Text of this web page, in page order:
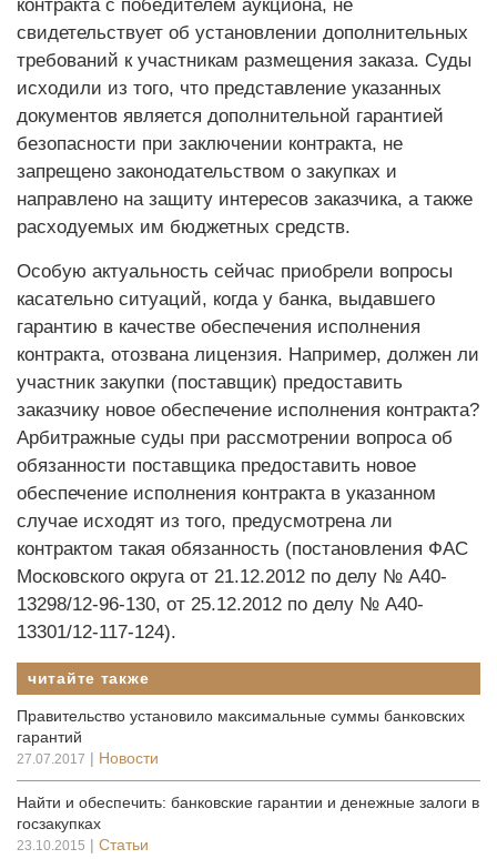
контракта с победителем аукциона, не
свидетельствует об установлении дополнительных
требований к участникам размещения заказа. Суды
исходили из того, что представление указанных
документов является дополнительной гарантией
безопаснос­ти при заключении контракта, не
запрещено законодательством о закупках и
направлено на защиту интересов заказчика, а также
расходуемых им бюджетных средств.
Особую актуальность сейчас приобрели вопросы
касательно ситуаций, когда у банка, выдавшего
гарантию в качестве обеспечения исполнения
контракта, отозвана лицензия. Например, должен ли
участник закупки (поставщик) предоставить
заказчику новое обеспечение исполнения контракта?
Арбитражные суды при рассмот­рении вопроса об
обязанности поставщика предоставить новое
обеспечение исполнения контракта в указанном
случае исходят из того, предусмотрена ли
контрактом такая обязанность (постановления ФАС
Московского округа от 21.12.2012 по делу № А40-
13298/12-96-130, от 25.12.2012 по делу № ­А40-
13301/12-117-124).
читайте также
Правительство установило максимальные суммы банковских
гарантий
27.07.2017 | Новости
Найти и обеспечить: банковские гарантии и денежные залоги в
госзакупках
23.10.2015 | Статьи